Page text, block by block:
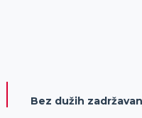
Bez dužih